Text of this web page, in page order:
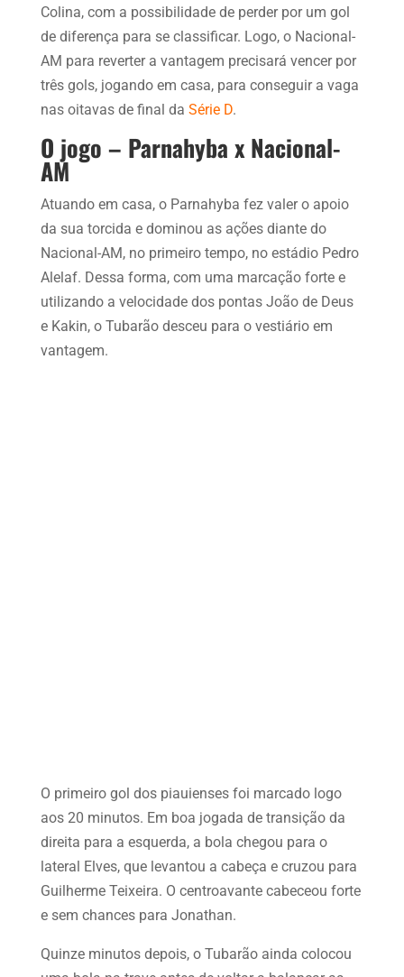
Colina, com a possibilidade de perder por um gol
de diferença para se classificar. Logo, o Nacional-
AM para reverter a vantagem precisará vencer por
três gols, jogando em casa, para conseguir a vaga
nas oitavas de final da Série D.
O jogo – Parnahyba x Nacional-
AM
Atuando em casa, o Parnahyba fez valer o apoio
da sua torcida e dominou as ações diante do
Nacional-AM, no primeiro tempo, no estádio Pedro
Alelaf. Dessa forma, com uma marcação forte e
utilizando a velocidade dos pontas João de Deus
e Kakin, o Tubarão desceu para o vestiário em
vantagem.
O primeiro gol dos piauienses foi marcado logo
aos 20 minutos. Em boa jogada de transição da
direita para a esquerda, a bola chegou para o
lateral Elves, que levantou a cabeça e cruzou para
Guilherme Teixeira. O centroavante cabeceou forte
e sem chances para Jonathan.
Quinze minutos depois, o Tubarão ainda colocou